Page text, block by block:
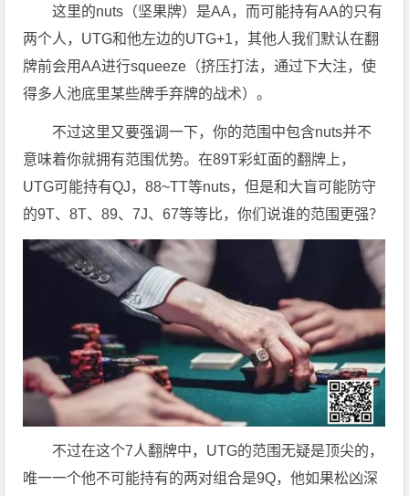
这里的nuts（坚果牌）是AA，而可能持有AA的只有
两个人，UTG和他左边的UTG+1，其他人我们默认在翻
牌前会用AA进行squeeze（挤压打法，通过下大注，使
得多人池底里某些牌手弃牌的战术）。
不过这里又要强调一下，你的范围中包含nuts并不
意味着你就拥有范围优势。在89T彩虹面的翻牌上，
UTG可能持有QJ，88~TT等nuts，但是和大盲可能防守
的9T、8T、89、7J、67等等比，你们说谁的范围更强？
不过在这个7人翻牌中，UTG的范围无疑是顶尖的，
唯一一个他不可能持有的两对组合是9Q，他如果松凶深